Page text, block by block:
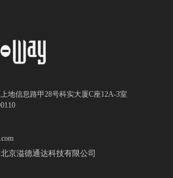
北京溢德通达科技有限公司
信息路甲28号科实大厦C座12A-3室